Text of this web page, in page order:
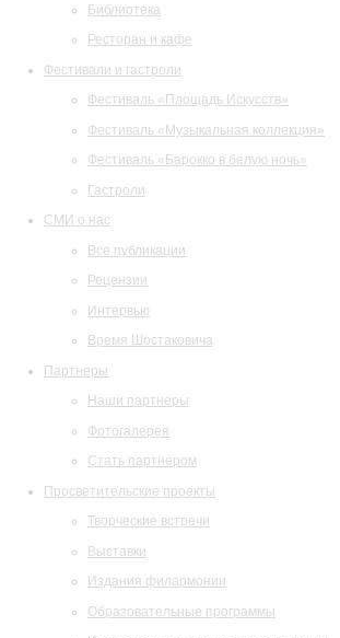
Библиотека
Ресторан и кафе
Фестивали и гастроли
Фестиваль «Площадь Искусств»
Фестиваль «Музыкальная коллекция»
Фестиваль «Барокко в белую ночь»
Гастроли
СМИ о нас
Все публикации
Рецензии
Интервью
Время Шостаковича
Партнеры
Наши партнеры
Фотогалерея
Стать партнером
Просветительские проекты
Творческие встречи
Выставки
Издания филармонии
Образовательные программы